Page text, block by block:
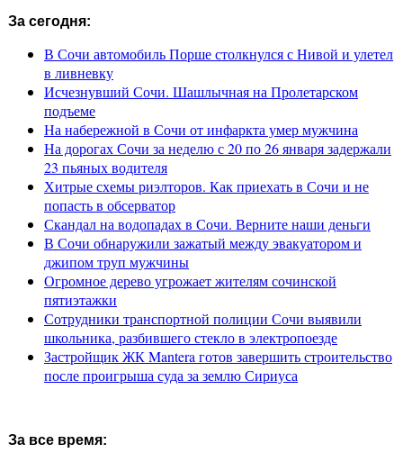
За сегодня:
В Сочи автомобиль Порше столкнулся с Нивой и улетел
в ливневку
Исчезнувший Сочи. Шашлычная на Пролетарском
подъеме
На набережной в Сочи от инфаркта умер мужчина
На дорогах Сочи за неделю с 20 по 26 января задержали
23 пьяных водителя
Хитрые схемы риэлторов. Как приехать в Сочи и не
попасть в обсерватор
Скандал на водопадах в Сочи. Верните наши деньги
В Сочи обнаружили зажатый между эвакуатором и
джипом труп мужчины
Огромное дерево угрожает жителям сочинской
пятиэтажки
Сотрудники транспортной полиции Сочи выявили
школьника, разбившего стекло в электропоезде
Застройщик ЖК Mantera готов завершить строительство
после проигрыша суда за землю Сириуса
За все время: